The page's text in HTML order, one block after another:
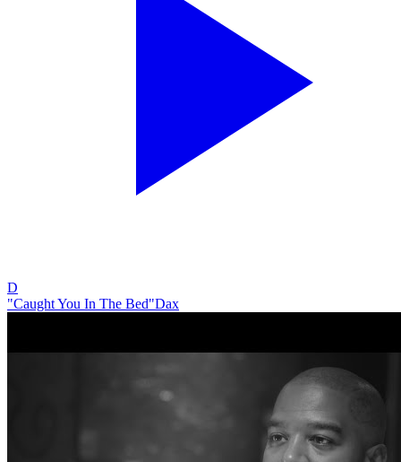
D
"Caught You In The Bed"Dax